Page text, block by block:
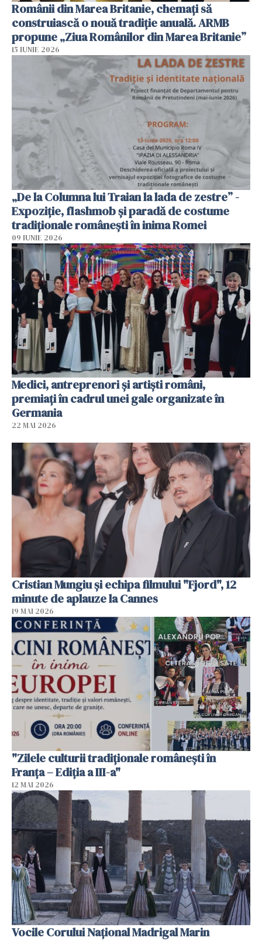
Românii din Marea Britanie, chemați să
construiască o nouă tradiție anuală. ARMB
propune „Ziua Românilor din Marea Britanie”
15 IUNIE 2026
„De la Columna lui Traian la lada de zestre” -
Expoziție, flashmob și paradă de costume
tradiționale românești în inima Romei
09 IUNIE 2026
Medici, antreprenori și artiști români,
premiați în cadrul unei gale organizate în
Germania
22 MAI 2026
Cristian Mungiu şi echipa filmului "Fjord", 12
minute de aplauze la Cannes
19 MAI 2026
"Zilele culturii tradiționale românești în
Franța – Ediția a III-a"
12 MAI 2026
Vocile Corului Național Madrigal Marin